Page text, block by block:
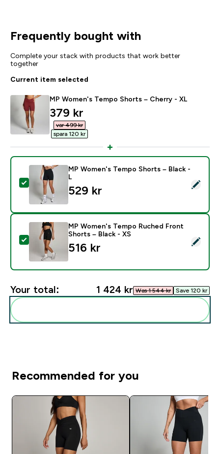
Frequently bought with
Complete your stack with products that work better
together
Current item selected
MP Women's Tempo Shorts – Cherry - XL
discounted price
379 kr‎
var 499 kr‎
spara 120 kr‎
Select this product - MP Women's Tempo Shorts –
MP Women's Tempo Shorts – Black -
L
529 kr‎
Select this product - MP Women's Tempo Ruched
MP Women's Tempo Ruched Front
Shorts – Black - XS
516 kr‎
Your total: 1 424 kr‎ Was 1 544 kr‎ Save 120 kr‎
Recommended for you